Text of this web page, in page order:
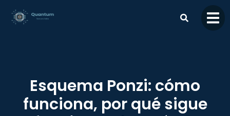
contenido
Esquema Ponzi: cómo
funciona, por qué sigue